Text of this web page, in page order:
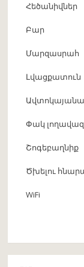
Հեծանիվներ
Բար
Մարզասրահ
Լվացքատուն
Փակ
Շոգեբաղնիք
Ծխելու
WiFi